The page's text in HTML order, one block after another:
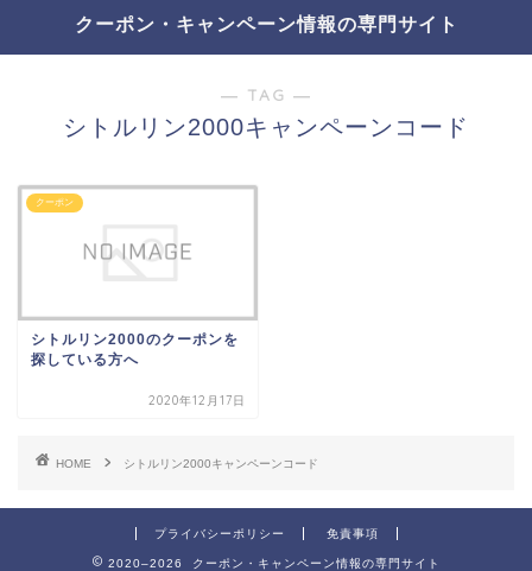
クーポン・キャンペーン情報の専門サイト
― TAG ―
シトルリン2000キャンペーンコード
クーポン
シトルリン2000のクーポンを
探している方へ
2020年12月17日
HOME シトルリン2000キャンペーンコード
プライバシーポリシー 免責事項
2020–2026 クーポン・キャンペーン情報の専門サイト